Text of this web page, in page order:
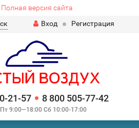
Полная версия сайта
Вход Регистрация
21-57 8 800 505-77-42
9:00—18:00 Сб 10:00-17:00